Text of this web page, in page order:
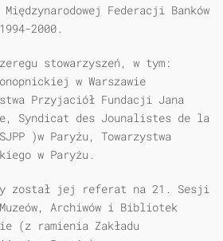
Federacji Banków
2000.
stowarzyszeń, w tym:
w Warszawie
Przyjaciół Fundacji Jana
Syndicat des Jounalistes de la
)w Paryżu, Towarzystwa
w Paryżu.
został jej referat na 21. Sesji
Archiwów i Bibliotek
(z ramienia Zakładu